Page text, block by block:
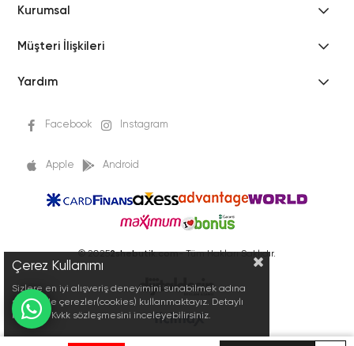
Kurumsal
Müşteri İlişkileri
Yardım
Facebook Instagram
Apple Android
© 20252shebutik.com- Tüm Hakları Saklıdır.
Çerez Kullanımı
Sizlere en iyi alışveriş deneyimini sunabilmek adına
sitemizde çerezler(cookies) kullanmaktayız. Detaylı
bilgi için Kvkk sözleşmesini inceleyebilirsiniz.